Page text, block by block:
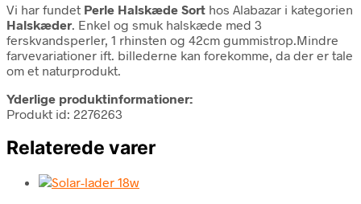
Vi har fundet Perle Halskæde Sort hos Alabazar i kategorien
Halskæder. Enkel og smuk halskæde med 3
ferskvandsperler, 1 rhinsten og 42cm gummistrop.Mindre
farvevariationer ift. billederne kan forekomme, da der er tale
om et naturprodukt.
Yderlige produktinformationer:
Produkt id: 2276263
Relaterede varer